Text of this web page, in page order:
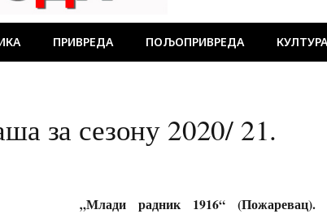
ПРИВРЕДА ПОЉОПРИВРЕДА КУЛТУРА
за сезону 2020/ 21.
„Млади радник 1916“ (Пожаревац).